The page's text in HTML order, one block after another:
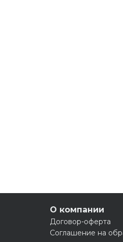
О компании
Договор-оферта
Соглашение на